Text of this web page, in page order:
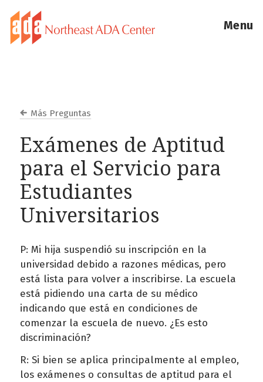
Menu
Más Preguntas
Exámenes de Aptitud
para el Servicio para
Estudiantes
Universitarios
P: Mi hija suspendió su inscripción en la
universidad debido a razones médicas, pero
está lista para volver a inscribirse. La escuela
está pidiendo una carta de su médico
indicando que está en condiciones de
comenzar la escuela de nuevo. ¿Es esto
discriminación?
R: Si bien se aplica principalmente al empleo,
los exámenes o consultas de aptitud para el